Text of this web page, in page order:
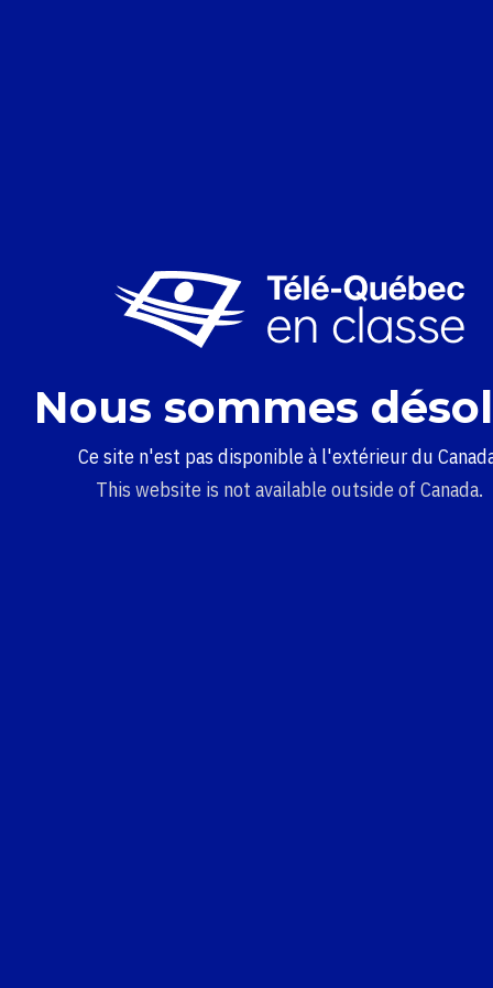
Nous sommes
Ce site n'est pas disponible à l'extérieur du
This website is not available outside of Canada.